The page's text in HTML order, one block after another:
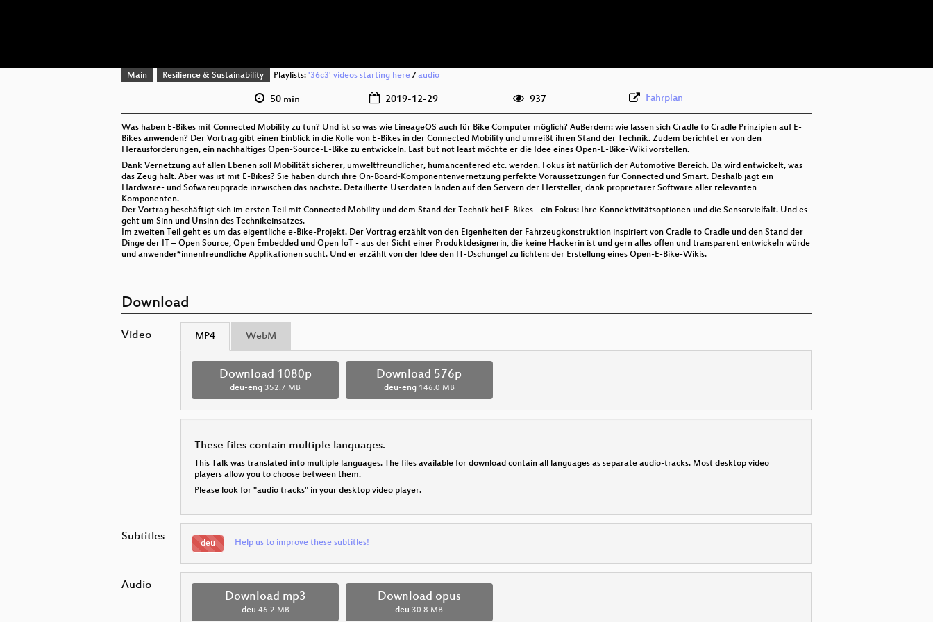
deu (todo)
Main Resilience & Sustainability Playlists: '36c3' videos starting here/ audio
50 min 2019-12-29 937 Fahrplan
Was haben E-Bikes mit Connected Mobility zu tun? Und ist so was wie LineageOS auch für Bike Computer möglich? Außerdem: wie lassen sich Cradle to Cradle Prinzipien auf E-
Bikes anwenden? Der Vortrag gibt einen Einblick in die Rolle von E-Bikes in der Connected Mobility und umreißt ihren Stand der Technik. Zudem berichtet er von den
Herausforderungen, ein nachhaltiges Open-Source-E-Bike zu entwickeln. Last but not least möchte er die Idee eines Open-E-Bike-Wiki vorstellen.
Dank Vernetzung auf allen Ebenen soll Mobilität sicherer, umweltfreundlicher, humancentered etc. werden. Fokus ist natürlich der Automotive Bereich. Da wird entwickelt, was
das Zeug hält. Aber was ist mit E-Bikes? Sie haben durch ihre On-Board-Komponentenvernetzung perfekte Voraussetzungen für Connected und Smart. Deshalb jagt ein
Hardware- und Sofwareupgrade inzwischen das nächste. Detaillierte Userdaten landen auf den Servern der Hersteller, dank proprietärer Software aller relevanten
Komponenten.
Der Vortrag beschäftigt sich im ersten Teil mit Connected Mobility und dem Stand der Technik bei E-Bikes - ein Fokus: Ihre Konnektivitätsoptionen und die Sensorvielfalt. Und es
geht um Sinn und Unsinn des Technikeinsatzes.
Im zweiten Teil geht es um das eigentliche e-Bike-Projekt. Der Vortrag erzählt von den Eigenheiten der Fahrzeugkonstruktion inspiriert von Cradle to Cradle und den Stand der
Dinge der IT – Open Source, Open Embedded und Open IoT - aus der Sicht einer Produktdesignerin, die keine Hackerin ist und gern alles offen und transparent entwickeln würde
und anwender*innenfreundliche Applikationen sucht. Und er erzählt von der Idee den IT-Dschungel zu lichten: der Erstellung eines Open-E-Bike-Wikis.
Download
Video MP4 WebM
Download 1080p
deu-eng 352.7 MB
Download 576p
deu-eng 146.0 MB
These files contain multiple languages.
This Talk was translated into multiple languages. The files available for download contain all languages as separate audio-tracks. Most desktop video
players allow you to choose between them.
Please look for "audio tracks" in your desktop video player.
Subtitles deu Help us to improve these subtitles!
Audio
Download mp3
deu 46.2 MB
Download opus
deu 30.8 MB